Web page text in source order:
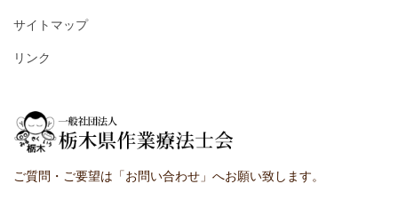
サイトマップ
リンク
ご質問・ご要望は「お問い合わせ」へお願い致します。